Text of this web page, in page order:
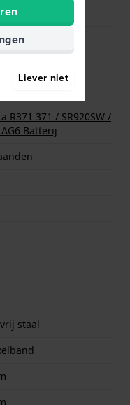
R371 371 / SR920SW /
AG6 Batterij
staal
Liever niet